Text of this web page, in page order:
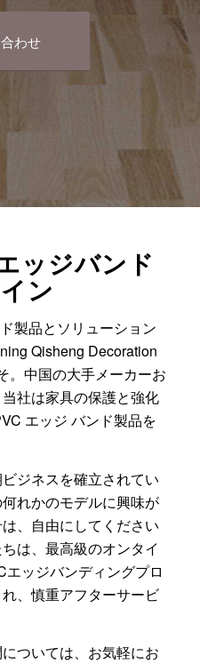
わせ
ッジバンド
ン
製品とソリューション
Qisheng Decoration
。中国の大手メーカーお
社は家具の保護と強化
エッジ バンド製品を
ジネスを確立されてい
れかのモデルに興味が
、自由にしてください
は、最高級のオンタイ
ッジバンディングプロ
、慎重アフターサービ
ついては、お気軽にお